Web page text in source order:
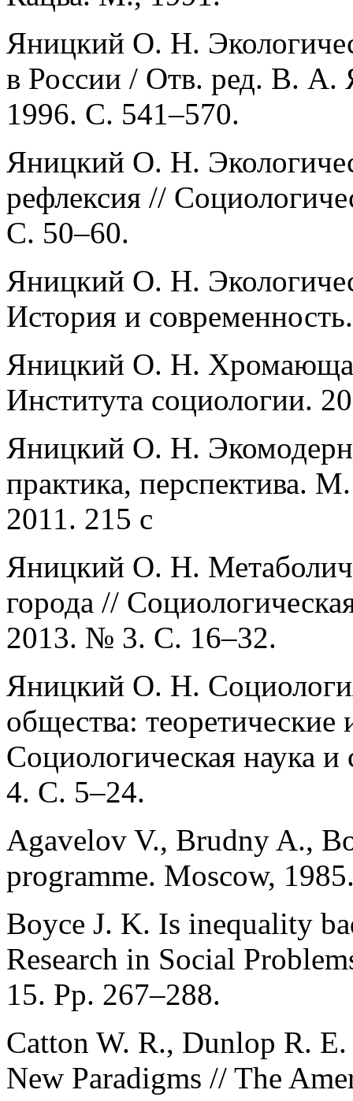
Яницкий О. Н.
в России / Отв. ред. В.
1996. С. 541–570.
Яницкий О. Н.
рефлексия //
С. 50–60.
Яницкий О. Н.
История и
Яницкий О. Н.
Института социологии.
Яницкий О. Н.
практика, перспектива.
2011. 215 с
Яницкий О. Н.
города //
2013. № 3. С. 16–32.
Яницкий О. Н.
общества:
Социологическая наука
4. С. 5–24.
Agavelov V., Brudny A.,
programme. Moscow,
Boyce J. K. Is inequality
Research in Social
15. Pp. 267–288.
Catton W. R., Dunlop R.
New Paradigms // The